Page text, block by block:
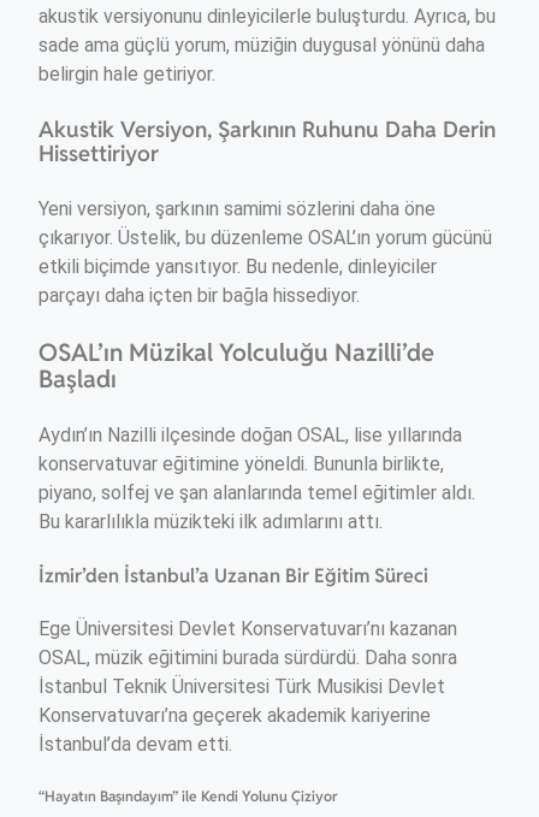
akustik versiyonunu dinleyicilerle buluşturdu. Ayrıca, bu
sade ama güçlü yorum, müziğin duygusal yönünü daha
belirgin hale getiriyor.
Akustik Versiyon, Şarkının Ruhunu Daha Derin
Hissettiriyor
Yeni versiyon, şarkının samimi sözlerini daha öne
çıkarıyor. Üstelik, bu düzenleme OSAL’ın yorum gücünü
etkili biçimde yansıtıyor. Bu nedenle, dinleyiciler
parçayı daha içten bir bağla hissediyor.
OSAL’ın Müzikal Yolculuğu Nazilli’de
Başladı
Aydın’ın Nazilli ilçesinde doğan OSAL, lise yıllarında
konservatuvar eğitimine yöneldi. Bununla birlikte,
piyano, solfej ve şan alanlarında temel eğitimler aldı.
Bu kararlılıkla müzikteki ilk adımlarını attı.
İzmir’den İstanbul’a Uzanan Bir Eğitim Süreci
Ege Üniversitesi Devlet Konservatuvarı’nı kazanan
OSAL, müzik eğitimini burada sürdürdü. Daha sonra
İstanbul Teknik Üniversitesi Türk Musikisi Devlet
Konservatuvarı’na geçerek akademik kariyerine
İstanbul’da devam etti.
“Hayatın Başındayım” ile Kendi Yolunu Çiziyor